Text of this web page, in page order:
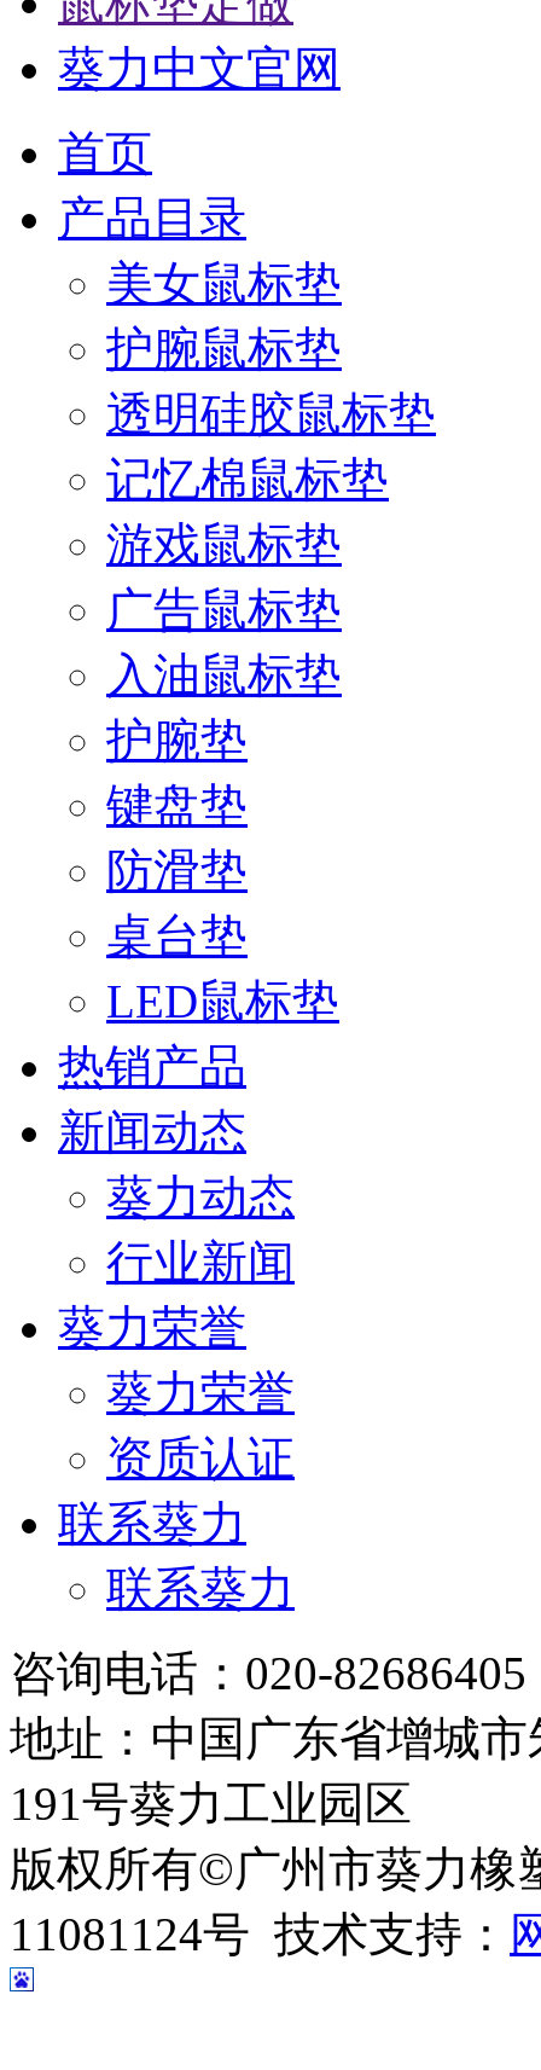
葵力中文官网
首页
产品目录
美女鼠标垫
护腕鼠标垫
透明硅胶鼠标垫
记忆棉鼠标垫
游戏鼠标垫
广告鼠标垫
入油鼠标垫
护腕垫
键盘垫
防滑垫
桌台垫
LED鼠标垫
热销产品
新闻动态
葵力动态
行业新闻
葵力荣誉
葵力荣誉
资质认证
联系葵力
联系葵力
咨询电话：020-
地址：中国广东省增城
191号葵力工业园区
版权所有©广州市葵力橡
11081124号 技术支持：